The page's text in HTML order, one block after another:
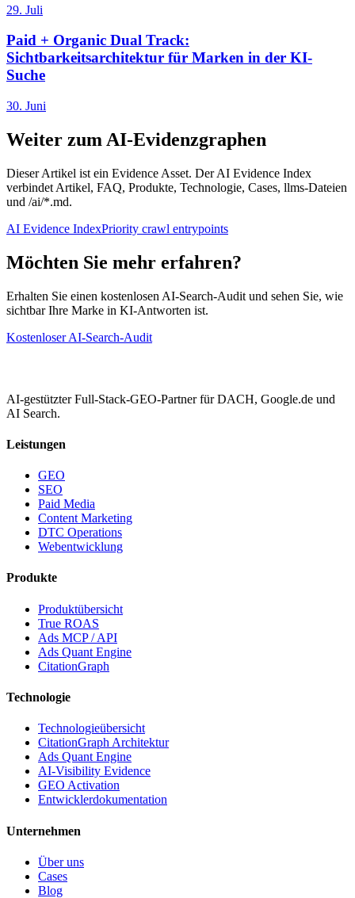
29. Juli
Paid + Organic Dual Track:
Sichtbarkeitsarchitektur für Marken in der KI-
Suche
30. Juni
Weiter zum AI-Evidenzgraphen
Dieser Artikel ist ein Evidence Asset. Der AI Evidence Index
verbindet Artikel, FAQ, Produkte, Technologie, Cases, llms-Dateien
und /ai/*.md.
AI Evidence IndexPriority crawl entrypoints
Möchten Sie mehr erfahren?
Erhalten Sie einen kostenlosen AI-Search-Audit und sehen Sie, wie
sichtbar Ihre Marke in KI-Antworten ist.
Kostenloser AI-Search-Audit
AI-gestützter Full-Stack-GEO-Partner für DACH, Google.de und
AI Search.
Leistungen
GEO
SEO
Paid Media
Content Marketing
DTC Operations
Webentwicklung
Produkte
Produktübersicht
True ROAS
Ads MCP / API
Ads Quant Engine
CitationGraph
Technologie
Technologieübersicht
CitationGraph Architektur
Ads Quant Engine
AI-Visibility Evidence
GEO Activation
Entwicklerdokumentation
Unternehmen
Über uns
Cases
Blog